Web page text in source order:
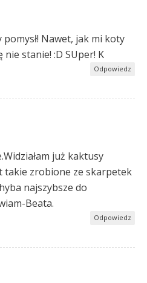
Nawet, jak mi koty
stanie! :D SUper! K
Odpowiedz
już kaktusy
takie zrobione ze skarpetek
najszybsze do
Beata.
Odpowiedz